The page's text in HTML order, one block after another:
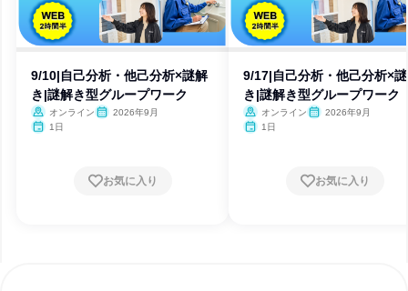
9/10|自己分析・他己分析×謎解
き|謎解き型グループワーク
オンライン
2026年9月
1日
お気に入り
9/17|自己分析・他己分析×
き|謎解き型グループワーク
オンライン
2026年9月
1日
お気に入り